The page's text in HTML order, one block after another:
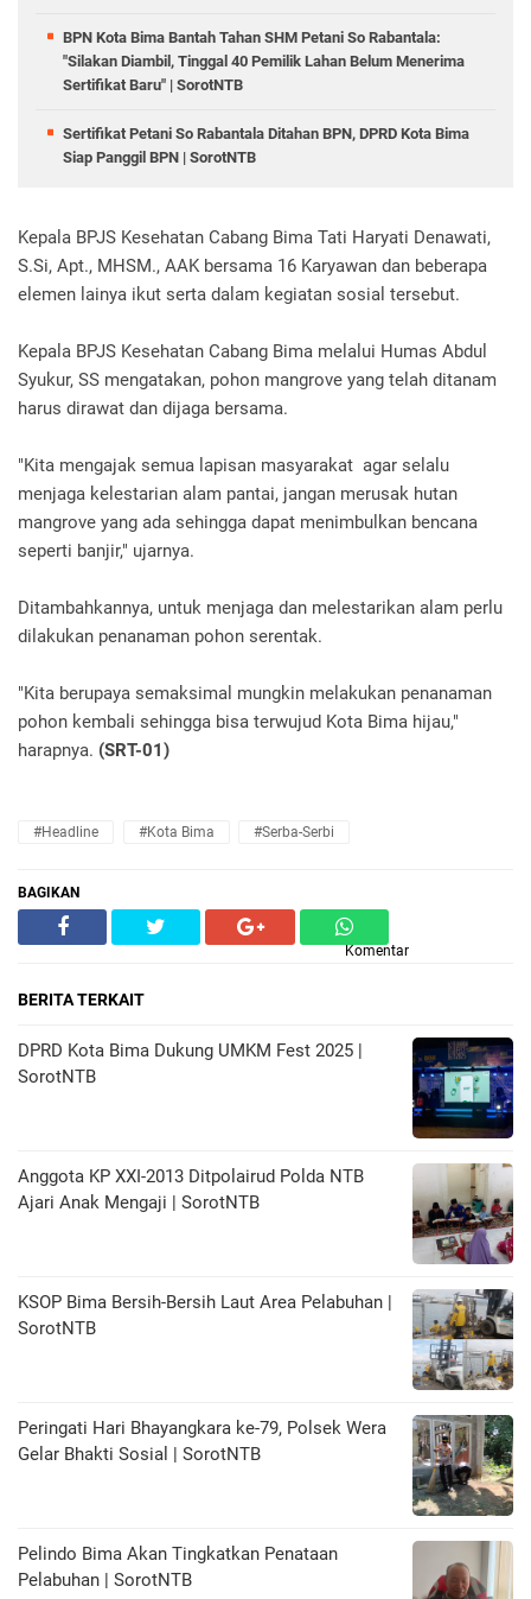
BPN Kota Bima Bantah Tahan SHM Petani So Rabantala:
"Silakan Diambil, Tinggal 40 Pemilik Lahan Belum Menerima
Sertifikat Baru" | SorotNTB
Sertifikat Petani So Rabantala Ditahan BPN, DPRD Kota Bima
Siap Panggil BPN | SorotNTB
Kepala BPJS Kesehatan Cabang Bima Tati Haryati Denawati,
S.Si, Apt., MHSM., AAK bersama 16 Karyawan dan beberapa
elemen lainya ikut serta dalam kegiatan sosial tersebut.
Kepala BPJS Kesehatan Cabang Bima melalui Humas Abdul
Syukur, SS mengatakan, pohon mangrove yang telah ditanam
harus dirawat dan dijaga bersama.
"Kita mengajak semua lapisan masyarakat agar selalu
menjaga kelestarian alam pantai, jangan merusak hutan
mangrove yang ada sehingga dapat menimbulkan bencana
seperti banjir," ujarnya.
Ditambahkannya, untuk menjaga dan melestarikan alam perlu
dilakukan penanaman pohon serentak.
"Kita berupaya semaksimal mungkin melakukan penanaman
pohon kembali sehingga bisa terwujud Kota Bima hijau,"
harapnya. (SRT-01)
#Headline #Kota Bima #Serba-Serbi
BAGIKAN
Komentar
BERITA TERKAIT
DPRD Kota Bima Dukung UMKM Fest 2025 |
SorotNTB
Anggota KP XXI-2013 Ditpolairud Polda NTB
Ajari Anak Mengaji | SorotNTB
KSOP Bima Bersih-Bersih Laut Area Pelabuhan |
SorotNTB
Peringati Hari Bhayangkara ke-79, Polsek Wera
Gelar Bhakti Sosial | SorotNTB
Pelindo Bima Akan Tingkatkan Penataan
Pelabuhan | SorotNTB